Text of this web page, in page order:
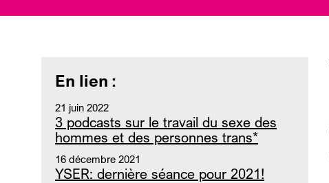
En lien :
21 juin 2022
3 podcasts sur le travail du sexe des
hommes et des personnes trans*
16 décembre 2021
YSER: dernière séance pour 2021!